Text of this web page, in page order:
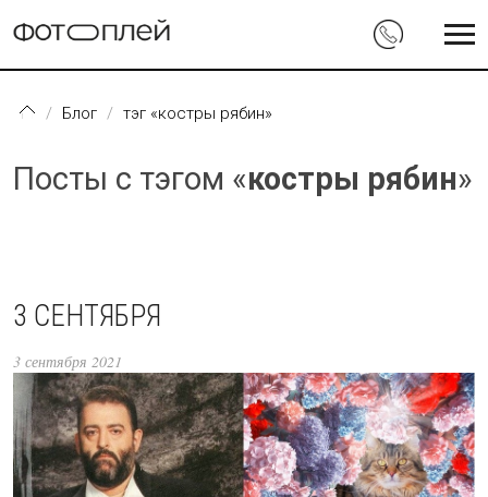
Блог тэг «костры рябин»
Посты с тэгом «костры рябин»
3 СЕНТЯБРЯ
3 сентября 2021